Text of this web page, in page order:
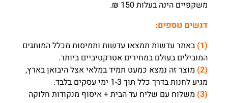
משקפיים הינה בעלות 150 ₪.
דגשים נוספים:
(1)
באתר עדשות תמצאו עדשות ותמיסות מכלל המותגים
המובילים בעולם במחירים אטרקטיביים ביותר.
(2)
מוצר זה נמצא כמעט תמיד במלאי אצל היבואן בארץ,
מגיע לחנות בדרך כלל תוך 1-3 ימי עסקים בלבד.
(3)
משלוח עם שליח עד הבית + איסוף מנקודות חלוקה